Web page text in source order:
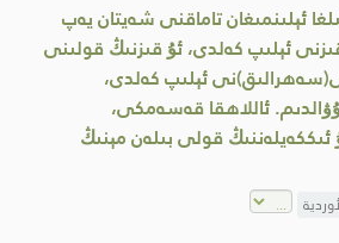
ئېلىنمىغان تاماقنى شەيتان يەپ
ئېلىپ كەلدى، ئۇ قىزنىڭ قولىنى
ئېلىپ كەلدى،
ئاللاھقا قەسەمكى،
قولى بىلەن مېنىڭ